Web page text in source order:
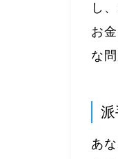
し
お
な
あ